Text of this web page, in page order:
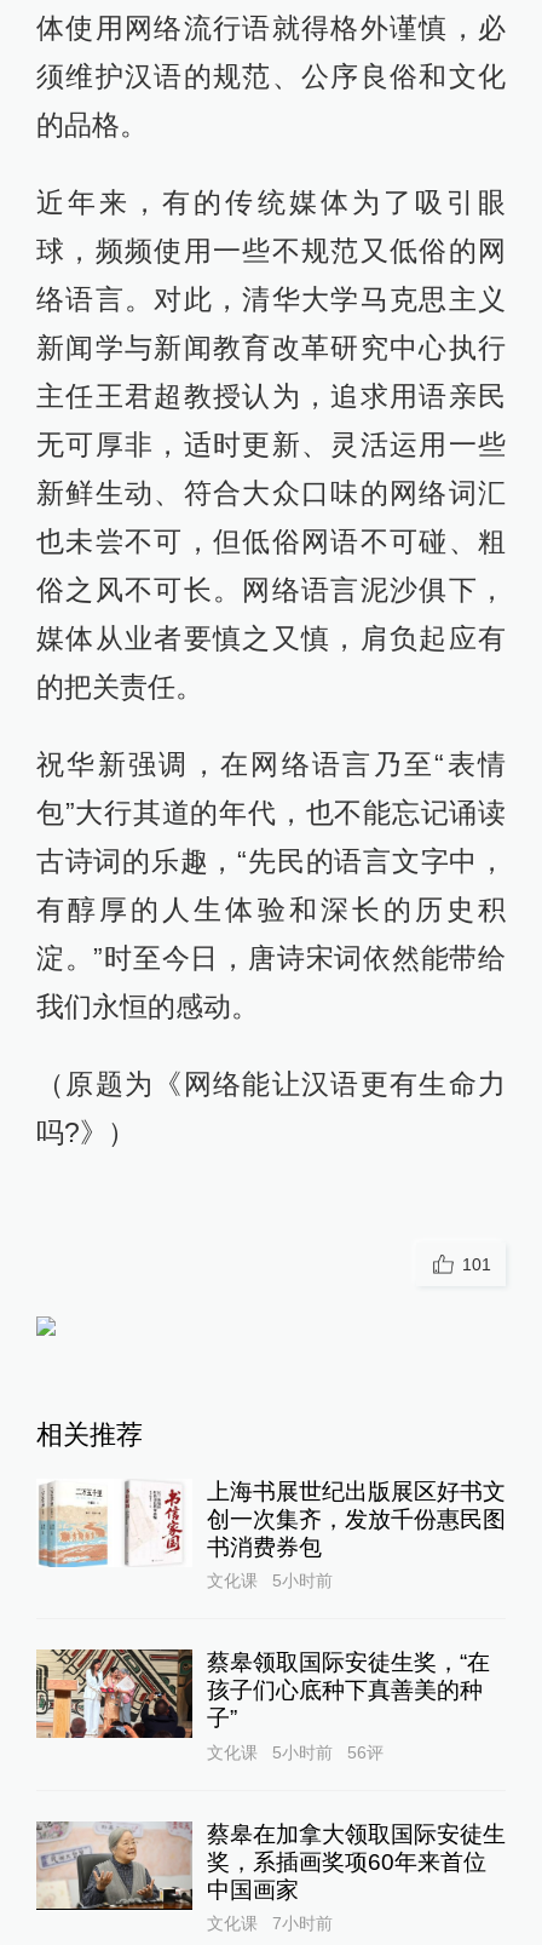
体使用网络流行语就得格外谨慎，必
须维护汉语的规范、公序良俗和文化
的品格。
近年来，有的传统媒体为了吸引眼
球，频频使用一些不规范又低俗的网
络语言。对此，清华大学马克思主义
新闻学与新闻教育改革研究中心执行
主任王君超教授认为，追求用语亲民
无可厚非，适时更新、灵活运用一些
新鲜生动、符合大众口味的网络词汇
也未尝不可，但低俗网语不可碰、粗
俗之风不可长。网络语言泥沙俱下，
媒体从业者要慎之又慎，肩负起应有
的把关责任。
祝华新强调，在网络语言乃至“表情
包”大行其道的年代，也不能忘记诵读
古诗词的乐趣，“先民的语言文字中，
有醇厚的人生体验和深长的历史积
淀。”时至今日，唐诗宋词依然能带给
我们永恒的感动。
（原题为《网络能让汉语更有生命力
吗?》）
101
相关推荐
上海书展世纪出版展区好书文
创一次集齐，发放千份惠民图
书消费券包
文化课 5小时前
蔡皋领取国际安徒生奖，“在
孩子们心底种下真善美的种
子”
文化课 5小时前 56评
蔡皋在加拿大领取国际安徒生
奖，系插画奖项60年来首位
中国画家
文化课 7小时前